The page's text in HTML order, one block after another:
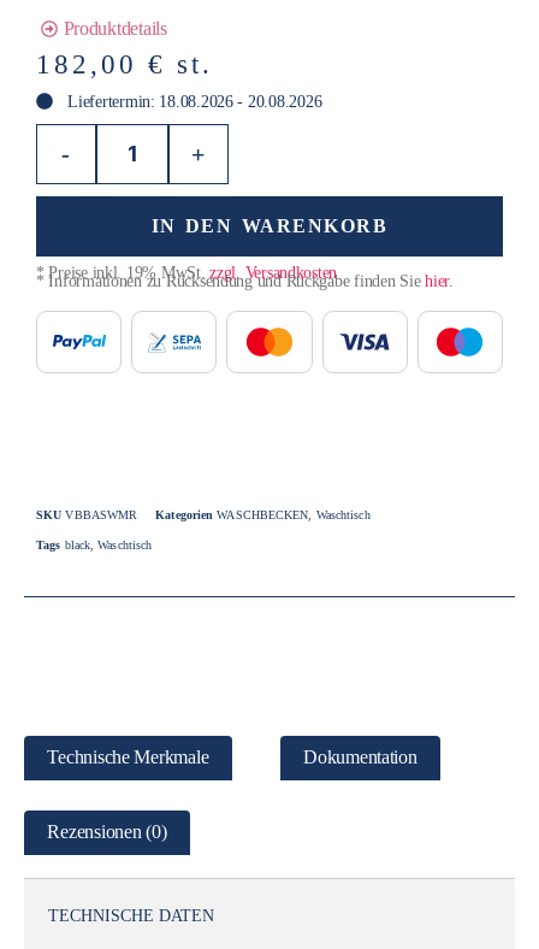
Produktdetails
182,00 € st.
Liefertermin: 18.08.2026 - 20.08.2026
- +
IN DEN WARENKORB
* Preise inkl. 19% MwSt.zzgl. Versandkosten
* Informationen zu Rücksendung und Rückgabe finden Siehier.
SKUVBBASWMR Kategorien WASCHBECKEN Waschtisch
Tags black ,Waschtisch
Technische Merkmale Dokumentation
Rezensionen (0)
TECHNISCHE DATEN